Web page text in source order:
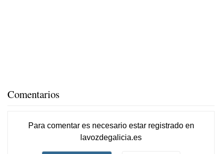
Comentarios
Para comentar es necesario estar registradoen
lavozdegalicia.es